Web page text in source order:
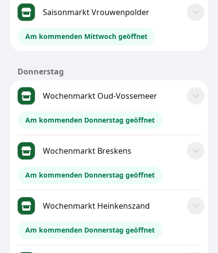
Saisonmarkt Vrouwenpolder
Am kommenden Mittwoch geöffnet
Donnerstag
Wochenmarkt Oud-Vossemeer
Am kommenden Donnerstag geöffnet
Wochenmarkt Breskens
Am kommenden Donnerstag geöffnet
Wochenmarkt Heinkenszand
Am kommenden Donnerstag geöffnet